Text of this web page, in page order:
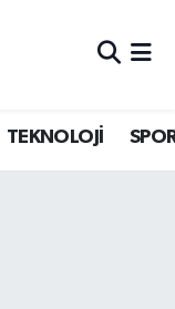
TEKNOLOJİ